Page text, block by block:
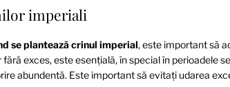
imperiali
se plantează crinul imperial, este important să
fără exces, este esențială, în special în perioadele
abundentă. Este important să evitați udarea